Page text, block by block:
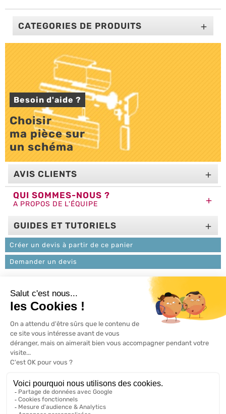
CATEGORIES DE PRODUITS 
Besoin d'aide ?
Choisir
ma pièce sur
un schéma
AVIS CLIENTS 
QUI SOMMES-NOUS ?
A PROPOS DE L'ÉQUIPE 
GUIDES ET TUTORIELS 
Créer un devis à partir de ce panier
Demander un devis

SERVICES
INFORMATIONS
A propos de 100% volets roulant